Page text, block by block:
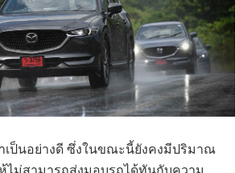
ป็นอย่างดี ซึ่งในขณะนี้ยังคงมีปริมาณ